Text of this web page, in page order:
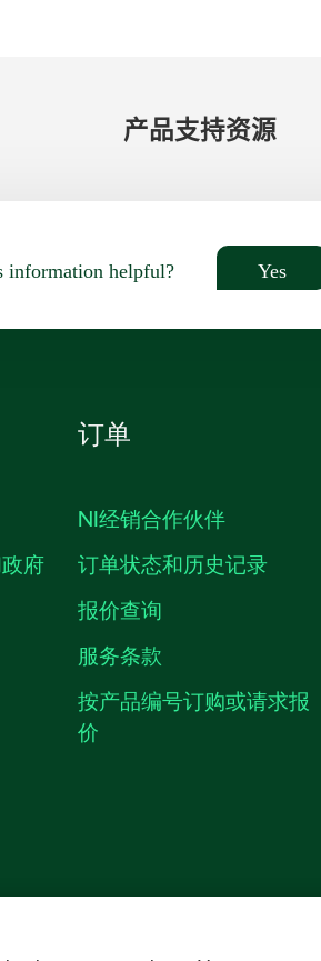
产品​支持​资源
information helpful? Yes
府
订单
NI经销合作伙伴
订单状态和历史记录
报价查询
服务条款
按产品编号订购或请求报
价